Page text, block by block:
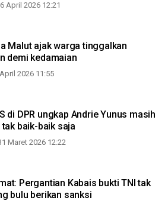
April 2026 12:21
Malut ajak warga tinggalkan
demi kedamaian
2026 11:55
di DPR ungkap Andrie Yunus masih
tak baik-baik saja
Maret 2026 12:22
Pergantian Kabais bukti TNI tak
bulu berikan sanksi